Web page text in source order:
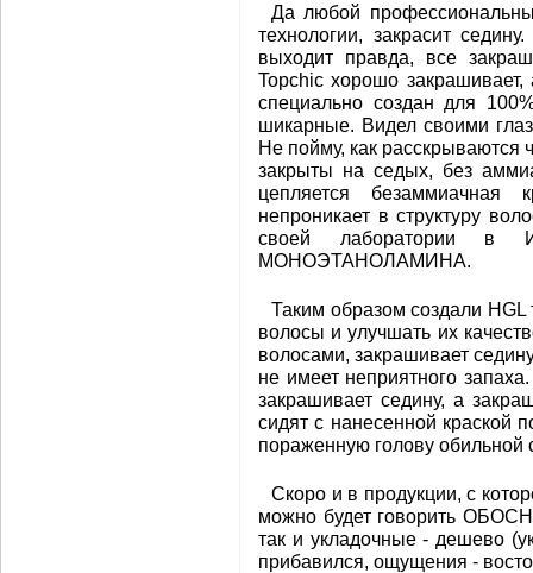
Да любой
технологии, закрасит
выходит правда, все
Topchic хорошо
специально создан для
шикарные. Видел своими
Не пойму, как расскрываются
закрыты на седых, без
цепляется безаммиачная
непроникает в структуру
своей лаборатории в
МОНОЭТАНОЛАМИНА.
Таким образом создали HGL
волосы и улучшать их
волосами, закрашивает
не имеет неприятного
закрашивает седину, а
сидят с нанесенной краской
пораженную голову обильной
Скоро и в продукции, с
можно будет говорить
так и укладочные - дешево
прибавился, ощущения -